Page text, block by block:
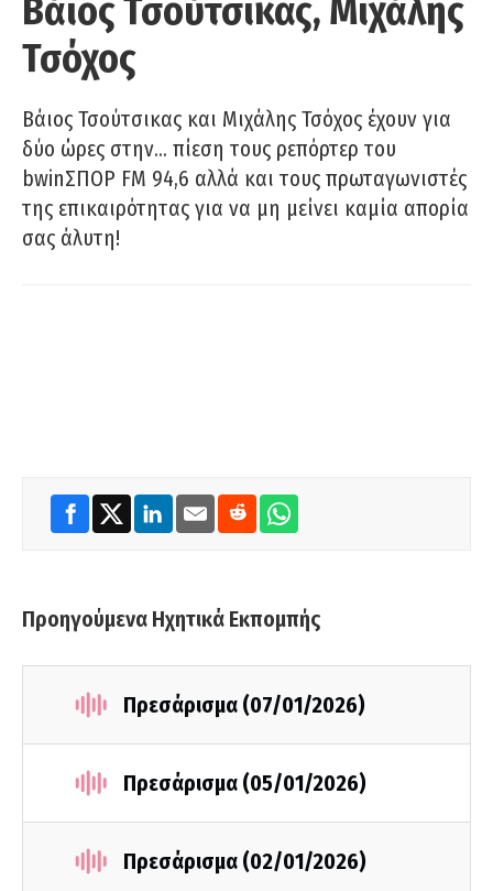
Βάιος Τσούτσικας, Μιχάλης
Τσόχος
Βάιος Τσούτσικας και Μιχάλης Τσόχος έχουν για
δύο ώρες στην… πίεση τους ρεπόρτερ του
bwinΣΠΟΡ FM 94,6 αλλά και τους πρωταγωνιστές
της επικαιρότητας για να μη μείνει καμία απορία
σας άλυτη!
Προηγούμενα Ηχητικά Εκπομπής
Πρεσάρισμα (07/01/2026)
Πρεσάρισμα (05/01/2026)
Πρεσάρισμα (02/01/2026)